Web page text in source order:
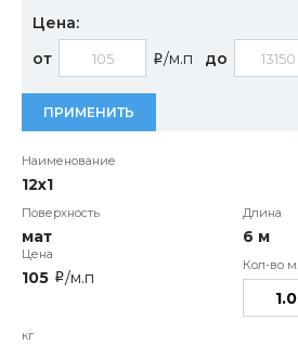
Цена:
от
i/м.п до
ПРИМЕНИТЬ
12х1
мат 6 м
105 i/м.п